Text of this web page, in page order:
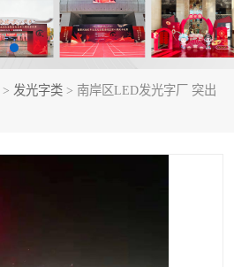
> 发光字类 > 南岸区LED发光字厂 突出
形象墙类
写真喷绘类
条幅